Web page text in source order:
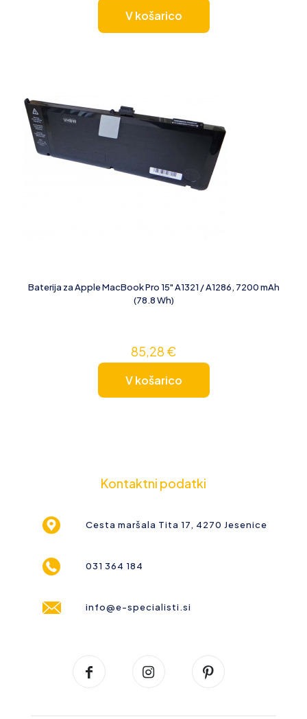
V košarico
Baterija za Apple MacBook Pro 15" A1321 / A1286, 7200 mAh
(78.8 Wh)
85,28 €
V košarico
Kontaktni podatki
Cesta maršala Tita 17, 4270 Jesenice
031 364 184
info@e-specialisti.si